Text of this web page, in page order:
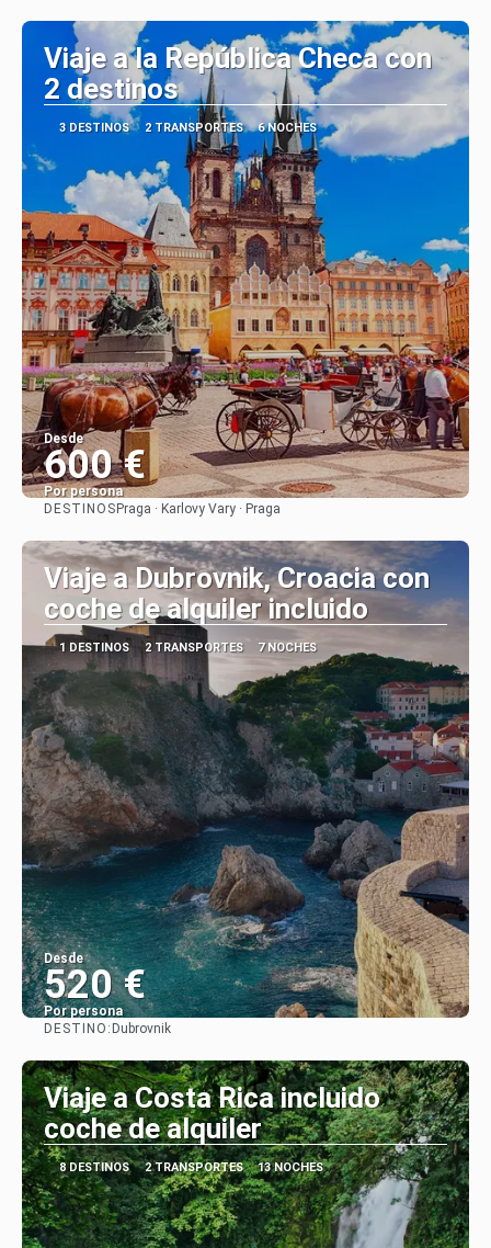
Viaje a la República Checa con
2 destinos
3 DESTINOS 2 TRANSPORTES 6 NOCHES
Desde
600 €
Por persona
DESTINOS Praga · Karlovy Vary · Praga
Viaje a Dubrovnik, Croacia con
coche de alquiler incluido
1 DESTINOS 2 TRANSPORTES 7 NOCHES
Desde
520 €
Por persona
DESTINO: Dubrovnik
Viaje a Costa Rica incluido
coche de alquiler
8 DESTINOS 2 TRANSPORTES 13 NOCHES